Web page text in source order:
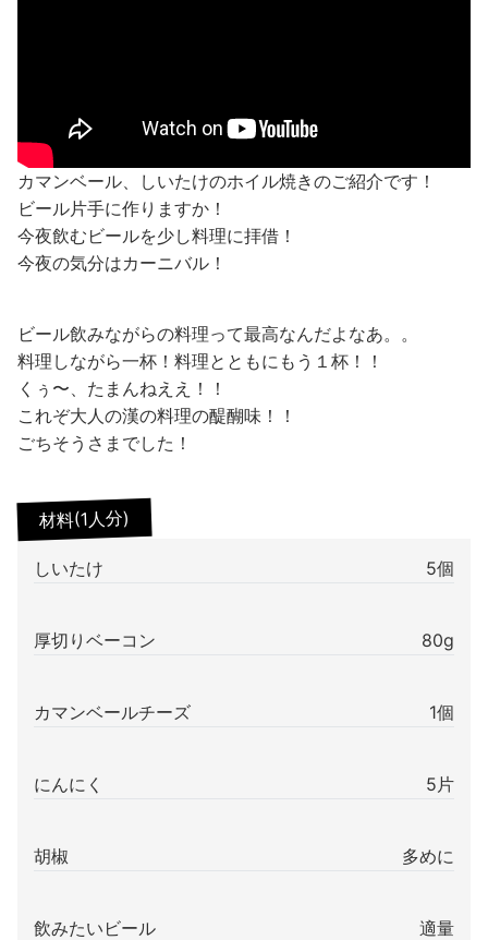
カマンベール、しいたけのホイル焼きのご紹介です！
ビール片手に作りますか！
今夜飲むビールを少し料理に拝借！
今夜の気分はカーニバル！
ビール飲みながらの料理って最高なんだよなあ。。
料理しながら一杯！料理とともにもう１杯！！
くぅ〜、たまんねええ！！
これぞ大人の漢の料理の醍醐味！！
ごちそうさまでした！
材料(1人分)
しいたけ 5個
厚切りベーコン 80g
カマンベールチーズ 1個
にんにく 5片
胡椒 多めに
飲みたいビール 適量